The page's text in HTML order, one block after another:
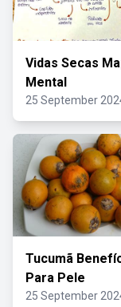
Vidas Secas
Mental
25 September
Tucumã
Para Pele
25 September